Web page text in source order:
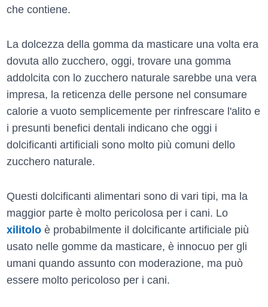
che contiene.
La dolcezza della gomma da masticare una volta era
dovuta allo zucchero, oggi, trovare una gomma
addolcita con lo zucchero naturale sarebbe una vera
impresa, la reticenza delle persone nel consumare
calorie a vuoto semplicemente per rinfrescare l'alito e
i presunti benefici dentali indicano che oggi i
dolcificanti artificiali sono molto più comuni dello
zucchero naturale.
Questi dolcificanti alimentari sono di vari tipi, ma la
maggior parte è molto pericolosa per i cani. Lo
xilitolo è probabilmente il dolcificante artificiale più
usato nelle gomme da masticare, è innocuo per gli
umani quando assunto con moderazione, ma può
essere molto pericoloso per i cani.